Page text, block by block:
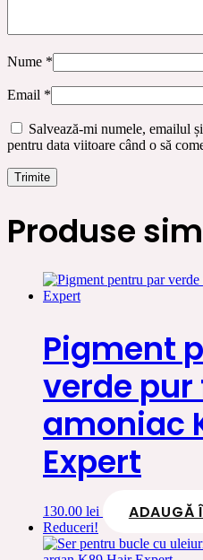
Nume *
Email *
Salvează-mi numele, emailul
pentru data viitoare când o să
Produse
Pigment
verde pur
amoniac
Expert
130.00 lei ADAUGĂ
Reduceri!